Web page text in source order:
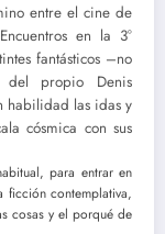
entre el cine de
en la 3°
fantásticos –no
del propio Denis
habilidad las idas y
cósmica con sus
para entrar en
ficción contemplativa,
cosas y el porqué de